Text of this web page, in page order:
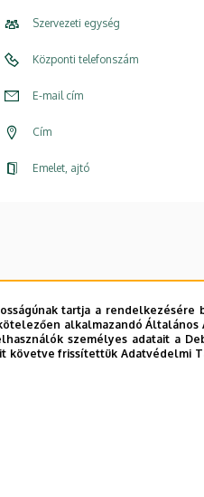
Szervezeti egység
Központi telefonszám
E-mail cím
Cím
Emelet, ajtó
tartja a
kötelezően alkalmazandó
személyes adatait a
követve frissítettük